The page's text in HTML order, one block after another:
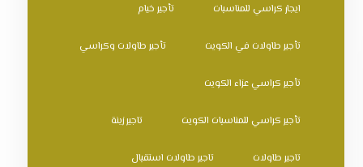
ايجار كراسي للمناسبات تأجير خيام
تأجير طاولات في الكويت تأجير طاولات وكراسي
تأجير كراسي عزاء الكويت
تأجير كراسي للمناسبات الكويت تاجير زينة
تاجير طاولات تاجير طاولات استقبال